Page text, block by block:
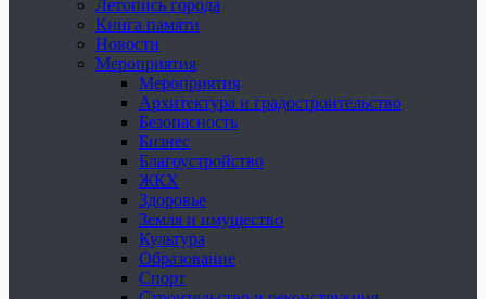
Летопись города
Книга памяти
Новости
Мероприятия
Мероприятия
Архитектура и градостроительство
Безопасность
Бизнес
Благоустройство
ЖКХ
Здоровье
Земля и имущество
Культура
Образование
Спорт